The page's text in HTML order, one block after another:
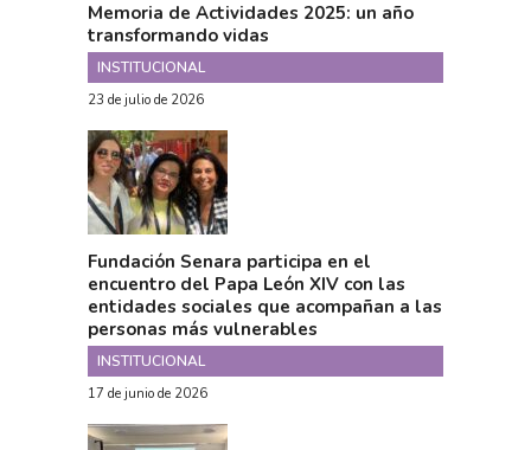
Memoria de Actividades 2025: un año
transformando vidas
INSTITUCIONAL
23 de julio de 2026
Fundación Senara participa en el
encuentro del Papa León XIV con las
entidades sociales que acompañan a las
personas más vulnerables
INSTITUCIONAL
17 de junio de 2026